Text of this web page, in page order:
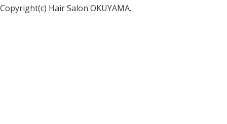
Copyright(c) Hair Salon OKUYAMA.